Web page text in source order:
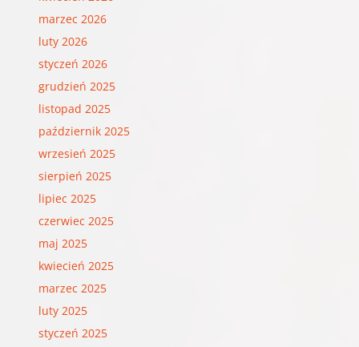
marzec 2026
luty 2026
styczeń 2026
grudzień 2025
listopad 2025
październik 2025
wrzesień 2025
sierpień 2025
lipiec 2025
czerwiec 2025
maj 2025
kwiecień 2025
marzec 2025
luty 2025
styczeń 2025